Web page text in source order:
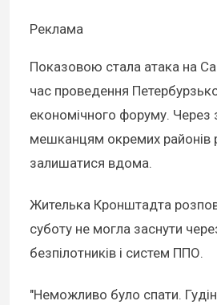
Реклама
Показовою стала атака на
час проведення
економічного форуму. Через
мешканцям окремих районів
залишатися вдома.
Жителька Кронштадта
суботу не могла заснути
безпілотників і систем ППО.
"Неможливо було спати.